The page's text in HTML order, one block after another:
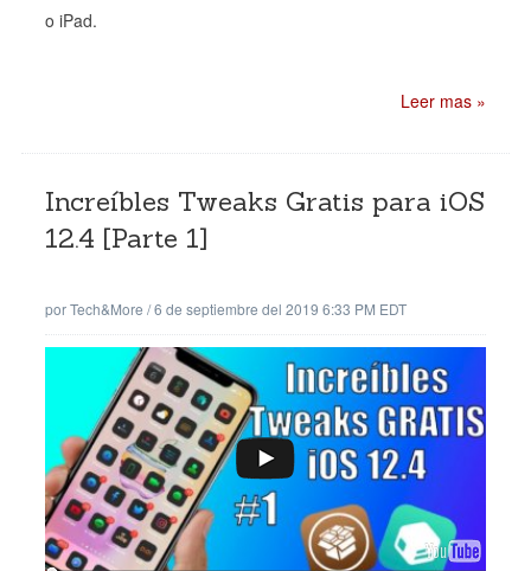
o iPad.
Leer mas »
Increíbles Tweaks Gratis para iOS
12.4 [Parte 1]
porTech&More /6 de septiembre del 2019 6:33 PM EDT